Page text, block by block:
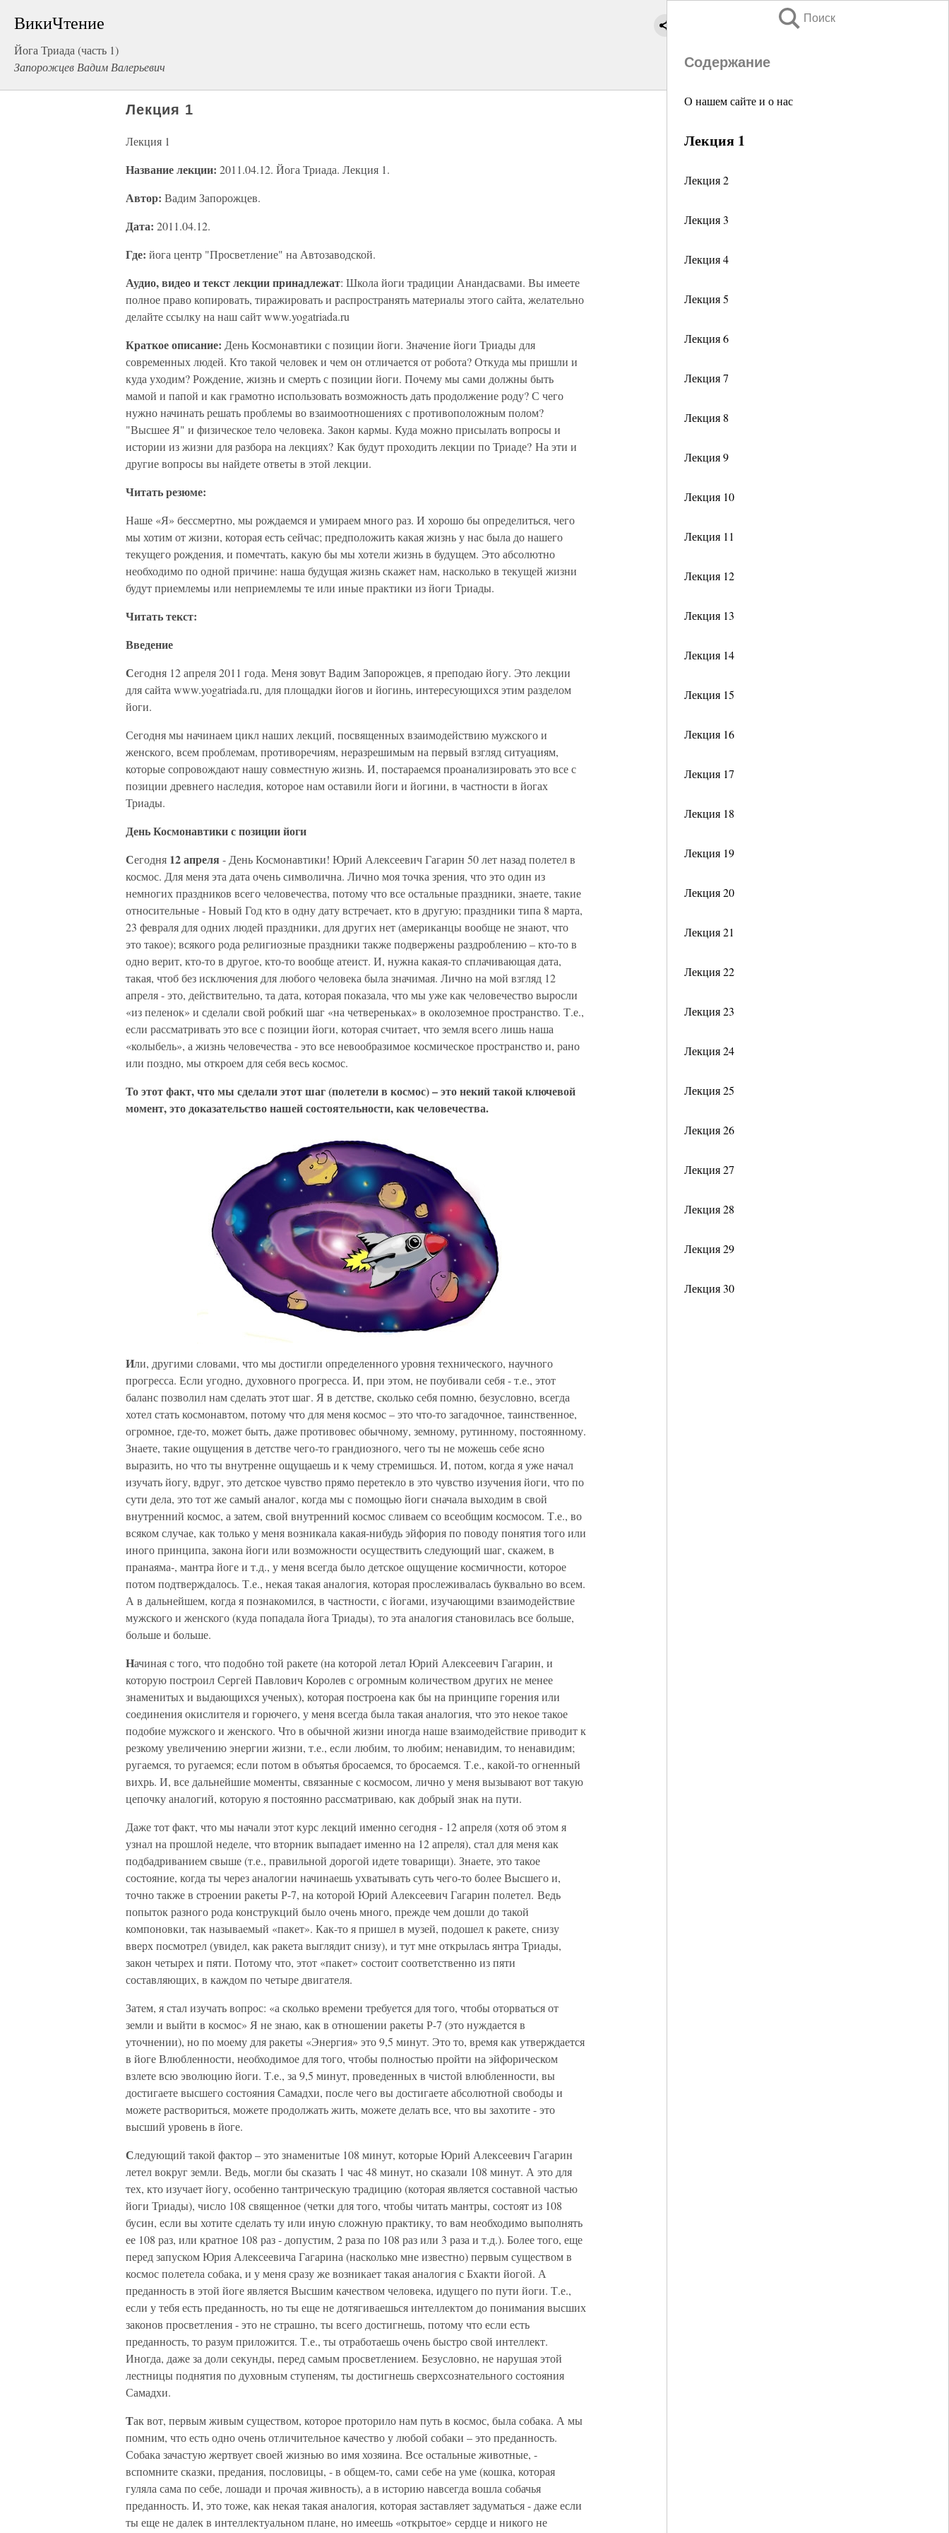
ВикиЧтение
Йога Триада (часть 1)
Запорожцев Вадим Валерьевич
Поиск
Содержание
О нашем сайте и о нас
Лекция 1
Лекция 2
Лекция 3
Лекция 4
Лекция 5
Лекция 6
Лекция 7
Лекция 8
Лекция 9
Лекция 10
Лекция 11
Лекция 12
Лекция 13
Лекция 14
Лекция 15
Лекция 16
Лекция 17
Лекция 18
Лекция 19
Лекция 20
Лекция 21
Лекция 22
Лекция 23
Лекция 24
Лекция 25
Лекция 26
Лекция 27
Лекция 28
Лекция 29
Лекция 30
Лекция 1
Лекция 1
Название лекции: 2011.04.12. Йога Триада. Лекция 1.
Автор: Вадим Запорожцев.
Дата: 2011.04.12.
Где: йога центр "Просветление" на Автозаводской.
Аудио, видео и текст лекции принадлежат: Школа йоги традиции Анандасвами. Вы имеете
полное право копировать, тиражировать и распространять материалы этого сайта, желательно
делайте ссылку на наш сайт www.yogatriada.ru
Краткое описание: День Космонавтики с позиции йоги. Значение йоги Триады для
современных людей. Кто такой человек и чем он отличается от робота? Откуда мы пришли и
куда уходим? Рождение, жизнь и смерть с позиции йоги. Почему мы сами должны быть
мамой и папой и как грамотно использовать возможность дать продолжение роду? С чего
нужно начинать решать проблемы во взаимоотношениях с противоположным полом?
"Высшее Я" и физическое тело человека. Закон кармы. Куда можно присылать вопросы и
истории из жизни для разбора на лекциях? Как будут проходить лекции по Триаде? На эти и
другие вопросы вы найдете ответы в этой лекции.
Читать резюме:
Наше «Я» бессмертно, мы рождаемся и умираем много раз. И хорошо бы определиться, чего
мы хотим от жизни, которая есть сейчас; предположить какая жизнь у нас была до нашего
текущего рождения, и помечтать, какую бы мы хотели жизнь в будущем. Это абсолютно
необходимо по одной причине: наша будущая жизнь скажет нам, насколько в текущей жизни
будут приемлемы или неприемлемы те или иные практики из йоги Триады.
Читать текст:
Введение
Сегодня 12 апреля 2011 года. Меня зовут Вадим Запорожцев, я преподаю йогу. Это лекции
для сайта www.yogatriada.ru, для площадки йогов и йогинь, интересующихся этим разделом
йоги.
Сегодня мы начинаем цикл наших лекций, посвященных взаимодействию мужского и
женского, всем проблемам, противоречиям, неразрешимым на первый взгляд ситуациям,
которые сопровождают нашу совместную жизнь. И, постараемся проанализировать это все с
позиции древнего наследия, которое нам оставили йоги и йогини, в частности в йогах
Триады.
День Космонавтики с позиции йоги
Сегодня 12 апреля - День Космонавтики! Юрий Алексеевич Гагарин 50 лет назад полетел в
космос. Для меня эта дата очень символична. Лично моя точка зрения, что это один из
немногих праздников всего человечества, потому что все остальные праздники, знаете, такие
относительные - Новый Год кто в одну дату встречает, кто в другую; праздники типа 8 марта,
23 февраля для одних людей праздники, для других нет (американцы вообще не знают, что
это такое); всякого рода религиозные праздники также подвержены раздроблению – кто-то в
одно верит, кто-то в другое, кто-то вообще атеист. И, нужна какая-то сплачивающая дата,
такая, чтоб без исключения для любого человека была значимая. Лично на мой взгляд 12
апреля - это, действительно, та дата, которая показала, что мы уже как человечество выросли
«из пеленок» и сделали свой робкий шаг «на четвереньках» в околоземное пространство. Т.е.,
если рассматривать это все с позиции йоги, которая считает, что земля всего лишь наша
«колыбель», а жизнь человечества - это все невообразимое космическое пространство и, рано
или поздно, мы откроем для себя весь космос.
То этот факт, что мы сделали этот шаг (полетели в космос) – это некий такой ключевой
момент, это доказательство нашей состоятельности, как человечества.
Или, другими словами, что мы достигли определенного уровня технического, научного
прогресса. Если угодно, духовного прогресса. И, при этом, не поубивали себя - т.е., этот
баланс позволил нам сделать этот шаг. Я в детстве, сколько себя помню, безусловно, всегда
хотел стать космонавтом, потому что для меня космос – это что-то загадочное, таинственное,
огромное, где-то, может быть, даже противовес обычному, земному, рутинному, постоянному.
Знаете, такие ощущения в детстве чего-то грандиозного, чего ты не можешь себе ясно
выразить, но что ты внутренне ощущаешь и к чему стремишься. И, потом, когда я уже начал
изучать йогу, вдруг, это детское чувство прямо перетекло в это чувство изучения йоги, что по
сути дела, это тот же самый аналог, когда мы с помощью йоги сначала выходим в свой
внутренний космос, а затем, свой внутренний космос сливаем со всеобщим космосом. Т.е., во
всяком случае, как только у меня возникала какая-нибудь эйфория по поводу понятия того или
иного принципа, закона йоги или возможности осуществить следующий шаг, скажем, в
пранаяма-, мантра йоге и т.д., у меня всегда было детское ощущение космичности, которое
потом подтверждалось. Т.е., некая такая аналогия, которая прослеживалась буквально во всем.
А в дальнейшем, когда я познакомился, в частности, с йогами, изучающими взаимодействие
мужского и женского (куда попадала йога Триады), то эта аналогия становилась все больше,
больше и больше.
Начиная с того, что подобно той ракете (на которой летал Юрий Алексеевич Гагарин, и
которую построил Сергей Павлович Королев с огромным количеством других не менее
знаменитых и выдающихся ученых), которая построена как бы на принципе горения или
соединения окислителя и горючего, у меня всегда была такая аналогия, что это некое такое
подобие мужского и женского. Что в обычной жизни иногда наше взаимодействие приводит к
резкому увеличению энергии жизни, т.е., если любим, то любим; ненавидим, то ненавидим;
ругаемся, то ругаемся; если потом в объятья бросаемся, то бросаемся. Т.е., какой-то огненный
вихрь. И, все дальнейшие моменты, связанные с космосом, лично у меня вызывают вот такую
цепочку аналогий, которую я постоянно рассматриваю, как добрый знак на пути.
Даже тот факт, что мы начали этот курс лекций именно сегодня - 12 апреля (хотя об этом я
узнал на прошлой неделе, что вторник выпадает именно на 12 апреля), стал для меня как
подбадриванием свыше (т.е., правильной дорогой идете товарищи). Знаете, это такое
состояние, когда ты через аналогии начинаешь ухватывать суть чего-то более Высшего и,
точно также в строении ракеты Р-7, на которой Юрий Алексеевич Гагарин полетел. Ведь
попыток разного рода конструкций было очень много, прежде чем дошли до такой
компоновки, так называемый «пакет». Как-то я пришел в музей, подошел к ракете, снизу
вверх посмотрел (увидел, как ракета выглядит снизу), и тут мне открылась янтра Триады,
закон четырех и пяти. Потому что, этот «пакет» состоит соответственно из пяти
составляющих, в каждом по четыре двигателя.
Затем, я стал изучать вопрос: «а сколько времени требуется для того, чтобы оторваться от
земли и выйти в космос» Я не знаю, как в отношении ракеты Р-7 (это нуждается в
уточнении), но по моему для ракеты «Энергия» это 9,5 минут. Это то, время как утверждается
в йоге Влюбленности, необходимое для того, чтобы полностью пройти на эйфорическом
взлете всю эволюцию йоги. Т.е., за 9,5 минут, проведенных в чистой влюбленности, вы
достигаете высшего состояния Самадхи, после чего вы достигаете абсолютной свободы и
можете раствориться, можете продолжать жить, можете делать все, что вы захотите - это
высший уровень в йоге.
Следующий такой фактор – это знаменитые 108 минут, которые Юрий Алексеевич Гагарин
летел вокруг земли. Ведь, могли бы сказать 1 час 48 минут, но сказали 108 минут. А это для
тех, кто изучает йогу, особенно тантрическую традицию (которая является составной частью
йоги Триады), число 108 священное (четки для того, чтобы читать мантры, состоят из 108
бусин, если вы хотите сделать ту или иную сложную практику, то вам необходимо выполнять
ее 108 раз, или кратное 108 раз - допустим, 2 раза по 108 раз или 3 раза и т.д.). Более того, еще
перед запуском Юрия Алексеевича Гагарина (насколько мне известно) первым существом в
космос полетела собака, и у меня сразу же возникает такая аналогия с Бхакти йогой. А
преданность в этой йоге является Высшим качеством человека, идущего по пути йоги. Т.е.,
если у тебя есть преданность, но ты еще не дотягиваешься интеллектом до понимания высших
законов просветления - это не страшно, ты всего достигнешь, потому что если есть
преданность, то разум приложится. Т.е., ты отработаешь очень быстро свой интеллект.
Иногда, даже за доли секунды, перед самым просветлением. Безусловно, не нарушая этой
лестницы поднятия по духовным ступеням, ты достигнешь сверхсознательного состояния
Самадхи.
Так вот, первым живым существом, которое проторило нам путь в космос, была собака. А мы
помним, что есть одно очень отличительное качество у любой собаки – это преданность.
Собака зачастую жертвует своей жизнью во имя хозяина. Все остальные животные, -
вспомните сказки, предания, пословицы, - в общем-то, сами себе на уме (кошка, которая
гуляла сама по себе, лошади и прочая живность), а в историю навсегда вошла собачья
преданность. И, это тоже, как некая такая аналогия, которая заставляет задуматься - даже если
ты еще не далек в интеллектуальном плане, но имеешь «открытое» сердце и никого не